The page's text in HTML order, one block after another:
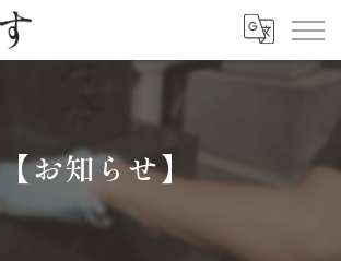
【お知らせ】